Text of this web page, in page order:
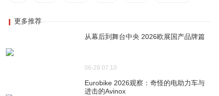
更多推荐
从幕后到舞台中央 2026欧展国产品牌篇
06-28 07:10
Eurobike 2026观察：奇怪的电助力车与
进击的Avinox